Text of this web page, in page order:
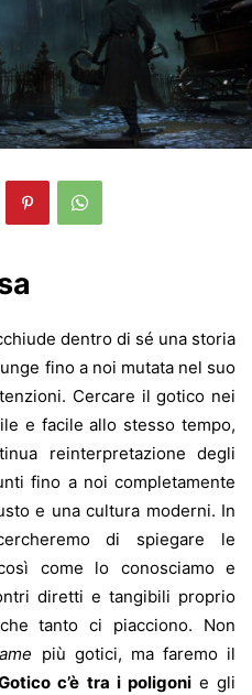
dentro di sé una storia
fino a noi mutata nel suo
Cercare il gotico nei
e facile allo stesso tempo,
reinterpretazione degli
fino a noi completamente
e una cultura moderni. In
di spiegare le
come lo conosciamo e
diretti e tangibili proprio
tanto ci piacciono. Non
più gotici, ma faremo il
c’è tra i poligonie gli